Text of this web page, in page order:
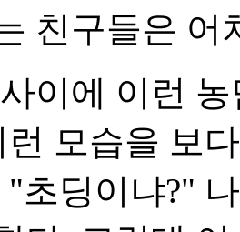
친구들은 어
이에 이런
런 모습을 보
초딩이냐?"